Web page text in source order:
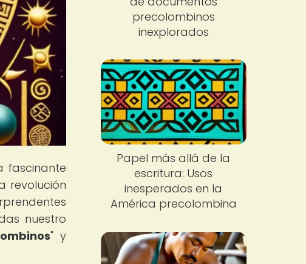
fascinante
revolución
nuestro
" y
precolombinos
inexplorados
Papel más allá de la
escritura: Usos
inesperados en la
América precolombina